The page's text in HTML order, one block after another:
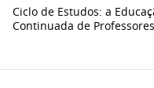
Ciclo de Estudos: a
Continuada de